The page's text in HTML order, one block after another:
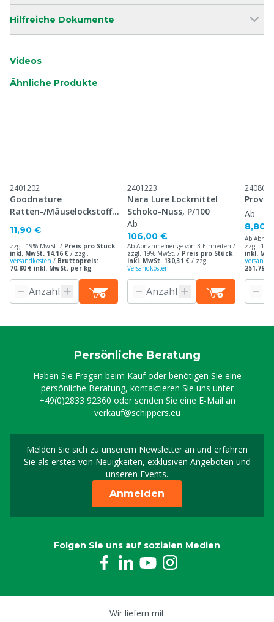
Hilfreiche Dokumente
Videos
Ähnliche Produkte
2401202
Goodnature
Ratten-/Mäuselockstoff
11,90 €
zzgl. 19% MwSt. / Preis pro Stück
inkl. MwSt. 14,16 € / zzgl.
Versandkosten / Bruttopreis:
70,80 € inkl. MwSt. per kg
2401223
Nara Lure Lockmittel
Schoko-Nuss, P/100
Ab
106,00 €
Ab Abnahmemenge von 3 Einheiten /
zzgl. 19% MwSt. / Preis pro Stück
inkl. MwSt. 130,31 € / zzgl.
Versandkosten
2408004
Ab
8,80
Ab
zzgl.
inkl.
251,79
Persönliche Beratung
Haben Sie Fragen beim Kauf oder benötigen Sie eine
persönliche Beratung, kontaktieren Sie uns unter
+49(0)2833 92360 oder senden Sie eine E-Mail an
verkauf@schippers.eu
Melden Sie sich zu unserem Newsletter an und erfahren
Sie als erstes von Neuigkeiten, exklusiven Angeboten und
unseren Events.
Melden Sie sich für
Anmelden
Folgen Sie uns auf sozialen Medien
Wir liefern mit